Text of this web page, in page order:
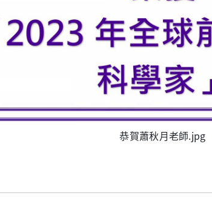
恭賀蕭秋月老師.jpg